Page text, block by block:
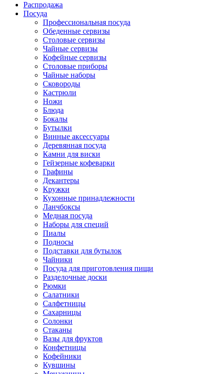
Распродажа
Посуда
Профессиональная посуда
Обеденные сервизы
Столовые сервизы
Чайные сервизы
Кофейные сервизы
Столовые приборы
Чайные наборы
Сковороды
Кастрюли
Ножи
Блюда
Бокалы
Бутылки
Винные аксессуары
Деревянная посуда
Камни для виски
Гейзерные кофеварки
Графины
Декантеры
Кружки
Кухонные принадлежности
Ланчбоксы
Медная посуда
Наборы для специй
Пиалы
Подносы
Подставки для бутылок
Чайники
Посуда для приготовления пищи
Разделочные доски
Рюмки
Салатники
Салфетницы
Сахарницы
Солонки
Стаканы
Вазы для фруктов
Конфетницы
Кофейники
Кувшины